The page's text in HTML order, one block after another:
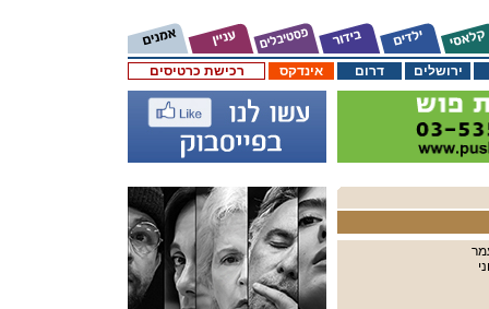
רכישת כרטיסים אינדקס דרום ירושלים